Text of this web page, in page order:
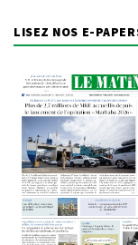
LISEZ NOS E-